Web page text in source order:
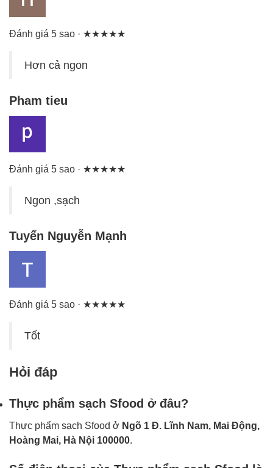
Đánh giá 5 sao · ★★★★★
Hơn cả ngon
Pham tieu
Đánh giá 5 sao · ★★★★★
Ngon ,sạch
Tuyển Nguyễn Mạnh
Đánh giá 5 sao · ★★★★★
Tốt
Hỏi đáp
Thực phẩm sạch Sfood ở đâu?
Thực phẩm sạch Sfood ở Ngõ 1 Đ. Lĩnh Nam, Mai Động,
Hoàng Mai, Hà Nội 100000.